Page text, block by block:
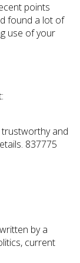
points
found a lot of
use of your
and
837775
by a
current